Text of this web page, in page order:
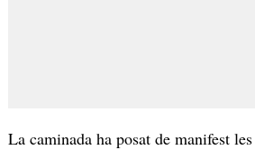
La caminada ha posat de manifest les